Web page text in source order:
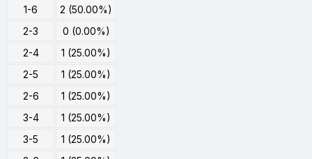
1-6
2 (50.00%)
2-3
0 (0.00%)
2-4
1 (25.00%)
2-5
1 (25.00%)
2-6
1 (25.00%)
3-4
1 (25.00%)
3-5
1 (25.00%)